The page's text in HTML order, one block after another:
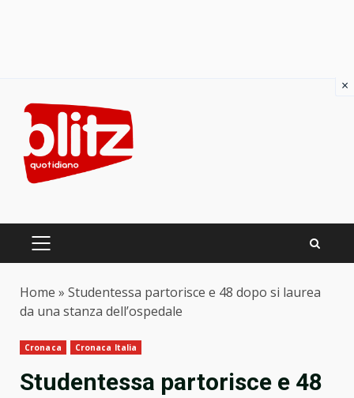
content
PRIMARY
Home » Studentessa partorisce e 48 dopo si laurea
da una stanza dell’ospedale
Cronaca Cronaca Italia
Studentessa partorisce e 48
×